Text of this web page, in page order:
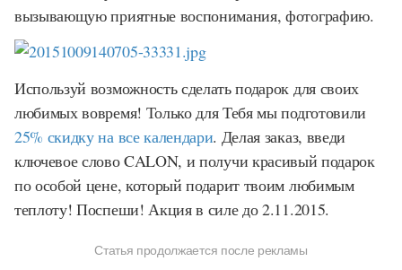
вызывающую приятные воспонимания, фотографию.
Используй возможность сделать подарок для своих
любимых вовремя! Только для Тебя мы подготовили
25% скидку на все календари. Делая заказ, введи
ключевое словоCALON, и получи красивый подарок
по особой цене, который подарит твоим любимым
теплоту! Поспеши! Акция в силе до 2.11.2015.
Статья продолжается после рекламы